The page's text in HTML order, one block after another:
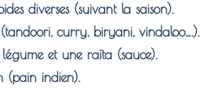
diverses (suivant la saison).
curry, biryani, vindaloo….).
légume et une raïta (sauce).
(pain indien).